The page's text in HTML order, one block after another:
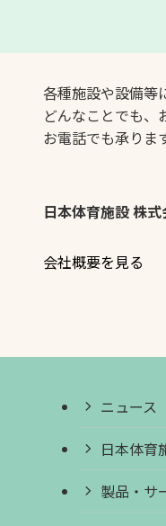
各種施設や設備等
どんなことでも、
お電話でも承りま
日本体育施設 株式
会社概要を見る
ニュース
日本体育
製品・サ